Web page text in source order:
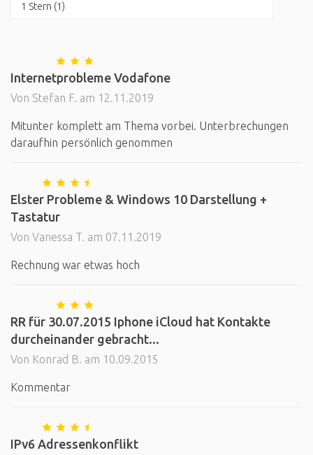
1 Stern (1)
Internetprobleme Vodafone
Von Stefan F. am 12.11.2019
Mitunter komplett am Thema vorbei. Unterbrechungen
daraufhin persönlich genommen
Elster Probleme & Windows 10 Darstellung +
Tastatur
Von Vanessa T. am 07.11.2019
Rechnung war etwas hoch
RR für 30.07.2015 Iphone iCloud hat Kontakte
durcheinander gebracht...
Von Konrad B. am 10.09.2015
Kommentar
IPv6 Adressenkonflikt